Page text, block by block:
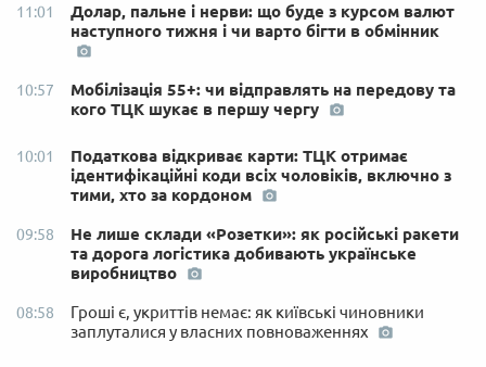
11:01
Долар, пальне і нерви: що буде з курсом валют
наступного тижня і чи варто бігти в обмінник
10:57
Мобілізація 55+: чи відправлять на передову та
кого ТЦК шукає в першу чергу
10:01
Податкова відкриває карти: ТЦК отримає
ідентифікаційні коди всіх чоловіків, включно з
тими, хто за кордоном
09:58
Не лише склади «Розетки»: як російські ракети
та дорога логістика добивають українське
виробництво
08:58
Гроші є, укриттів немає: як київські чиновники
заплуталися у власних повноваженнях